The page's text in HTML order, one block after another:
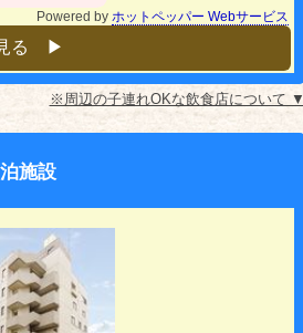
Powered by ホットペッパー Webサービス
見る ▶︎
※周辺の子連れOKな飲食店について ▼
施設